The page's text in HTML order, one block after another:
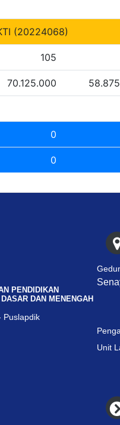
(20224068)
105
70.125.000
0
0
PENDIDIKAN
DAN MENENGAH
Puslapdik
Unit